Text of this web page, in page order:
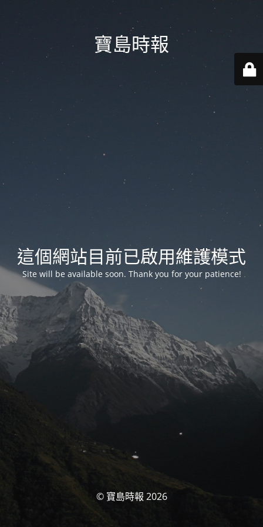
寶島時報
這個網站目前已啟用維護模式
Site will be available soon. Thank you for your patience!
© 寶島時報 2026